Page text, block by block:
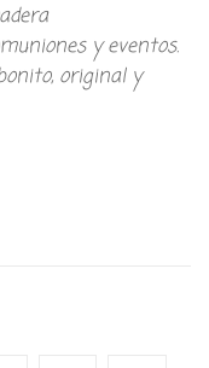
y eventos.
original y